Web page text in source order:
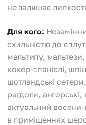
не залишає
Для кого:
схильністю до
мальтипу,
кокер-спанієлі,
шотландські
рагдоли, ангорські,
актуальний
в приміщеннях